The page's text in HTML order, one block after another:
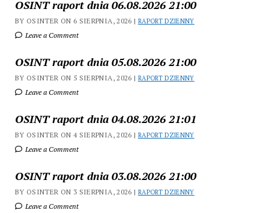
OSINT raport dnia 06.08.2026 21:00
BY OSINTER ON 6 SIERPNIA, 2026 | RAPORT DZIENNY
Leave a Comment
OSINT raport dnia 05.08.2026 21:00
BY OSINTER ON 5 SIERPNIA, 2026 | RAPORT DZIENNY
Leave a Comment
OSINT raport dnia 04.08.2026 21:01
BY OSINTER ON 4 SIERPNIA, 2026 | RAPORT DZIENNY
Leave a Comment
OSINT raport dnia 03.08.2026 21:00
BY OSINTER ON 3 SIERPNIA, 2026 | RAPORT DZIENNY
Leave a Comment